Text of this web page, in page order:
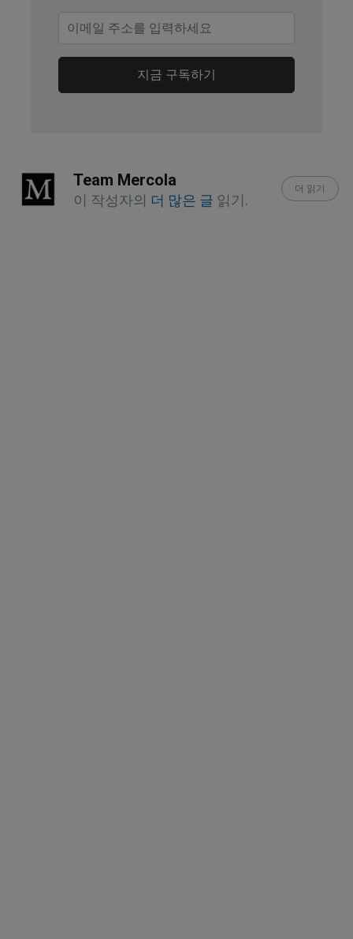
Sci Rep. 2016; 6: 25029
The Wall Street Journal December 14,
2018
Pacific Standard November 1, 2018
지금 구독하기
Team Mercola
이 작성자의 더 많은 글 읽기.
더 읽기